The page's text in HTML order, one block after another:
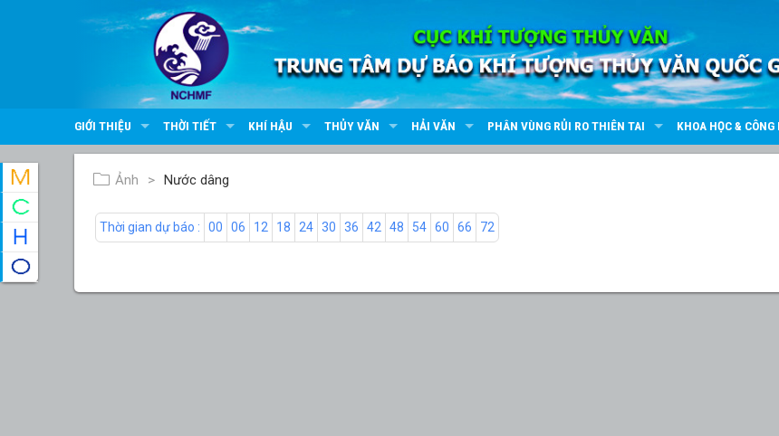
GIỚI THIỆU THỜI TIẾT KHÍ HẬU THỦY VĂN HẢI VĂN PHÂN VÙNG RỦI RO THIÊN TAI KHOA HỌC &
Ảnh Nước dâng
Thời gian dự báo : 00 06 12 18 24 30 36 42 48 54 60 66 72